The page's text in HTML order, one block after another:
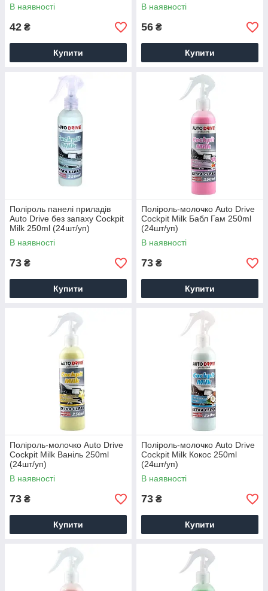
В наявності
42 ₴
Купити
В наявності
56 ₴
Купити
Поліроль панелі приладів
Auto Drive без запаху Cockpit
Milk 250ml (24шт/уп)
В наявності
73 ₴
Купити
Поліроль-молочко Auto Drive
Cockpit Milk Бабл Гам 250ml
(24шт/уп)
В наявності
73 ₴
Купити
Поліроль-молочко Auto Drive
Cockpit Milk Ваніль 250ml
(24шт/уп)
В наявності
73 ₴
Купити
Поліроль-молочко Auto Drive
Cockpit Milk Кокос 250ml
(24шт/уп)
В наявності
73 ₴
Купити